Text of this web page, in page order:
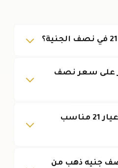
على سعر نصف
هل نصف جنيه ذهب عيار 21 مناسب
جنيه ذهب من